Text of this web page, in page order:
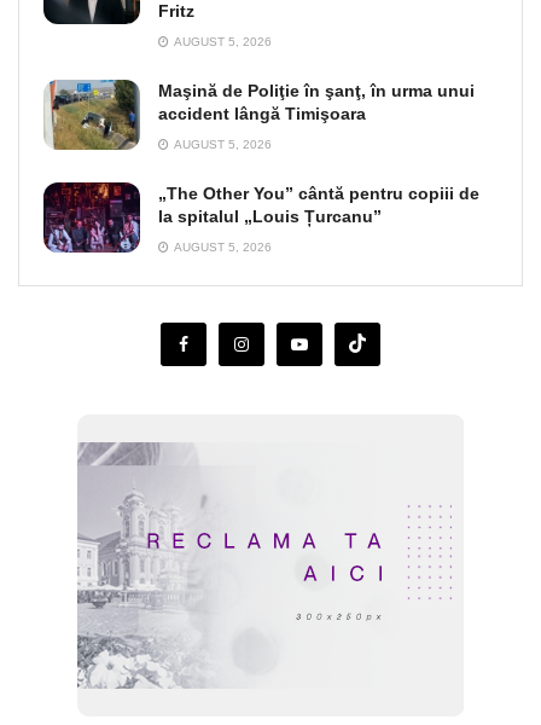
Fritz
AUGUST 5, 2026
Maşină de Poliţie în şanţ, în urma unui
accident lângă Timişoara
AUGUST 5, 2026
„The Other You” cântă pentru copiii de
la spitalul „Louis Țurcanu”
AUGUST 5, 2026